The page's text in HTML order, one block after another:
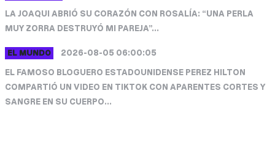
LA JOAQUI ABRIÓ SU CORAZÓN CON ROSALÍA: “UNA PERLA
MUY ZORRA DESTRUYÓ MI PAREJA”...
EL MUNDO
2026-08-05 06:00:05
EL FAMOSO BLOGUERO ESTADOUNIDENSE PEREZ HILTON
COMPARTIÓ UN VIDEO EN TIKTOK CON APARENTES CORTES Y
SANGRE EN SU CUERPO...